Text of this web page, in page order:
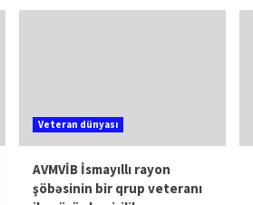
Veteran dünyası
AVMVİB İsmayıllı rayon
şöbəsinin bir qrup veteranı